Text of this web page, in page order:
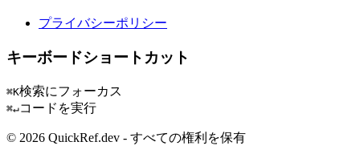
プライバシーポリシー
キーボードショートカット
⌘K検索にフォーカス
⌘↵コードを実行
© 2026 QuickRef.dev - すべての権利を保有